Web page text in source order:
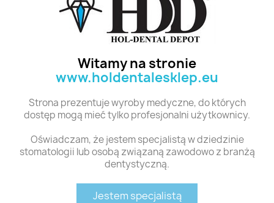
Witamy na stronie
www.holdentalesklep.eu
Strona prezentuje wyroby medyczne, do których
dostęp mogą mieć tylko profesjonalni użytkownicy.
Oświadczam, że jestem specjalistą w dziedzinie
stomatologii lub osobą związaną zawodowo z branżą
dentystyczną.
Jestem specjalistą
B3 T1 28
Polecane produkty z tej kategorii